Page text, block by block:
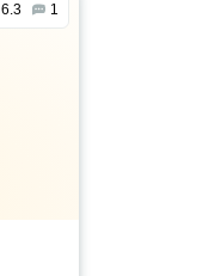
6.3 1